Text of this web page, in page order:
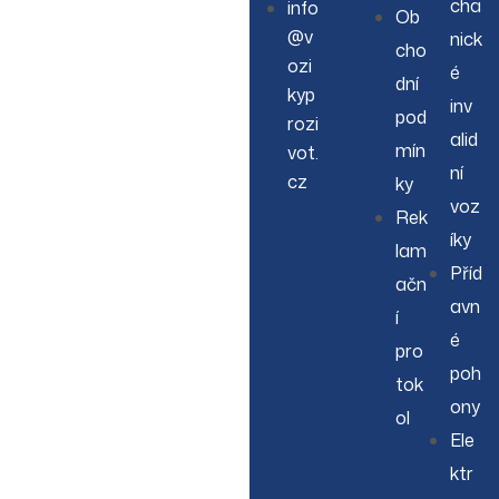
info
@v
ozi
kyp
rozi
vot.
cz
Ob
cho
dní
pod
mín
ky
Rek
lam
ačn
í
pro
tok
ol
cha
nick
é
inv
alid
ní
voz
íky
Příd
avn
é
poh
ony
Ele
ktr